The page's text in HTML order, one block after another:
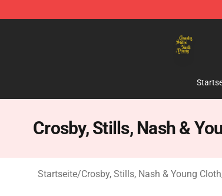
Crosby, Stills, Nash &
Startseite/Crosby, Stills, Nash & Young Cloth